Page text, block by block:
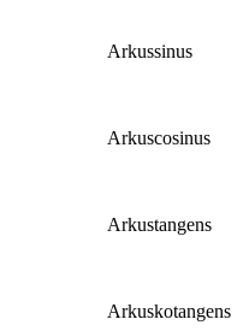
Arkussinus
Arkuscosinus
Arkustangens
Arkuskotangens